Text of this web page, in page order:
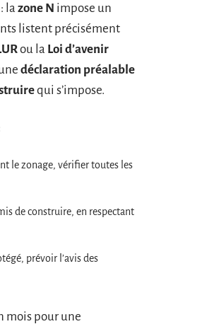
la zone N impose un
listent précisément
ou la Loi d’avenir
déclaration préalable
qui s’impose.
le zonage, vérifier toutes les
de construire, en respectant
prévoir l’avis des
mois pour une